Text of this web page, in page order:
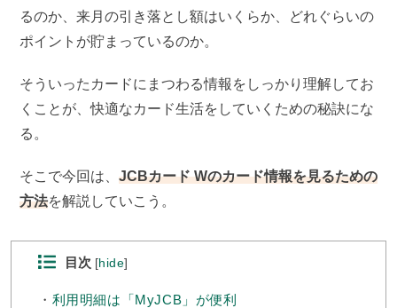
るのか、来月の引き落とし額はいくらか、どれぐらいの
ポイントが貯まっているのか。
そういったカードにまつわる情報をしっかり理解してお
くことが、快適なカード生活をしていくための秘訣にな
る。
そこで今回は、 JCBカード Wのカード情報を見るための
方法を解説していこう。
目次 [hide]
利用明細は「MyJCB」が便利